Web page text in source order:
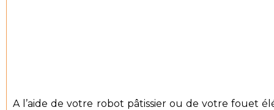
A l’aide de votre robot pâtissier ou de votre fouet